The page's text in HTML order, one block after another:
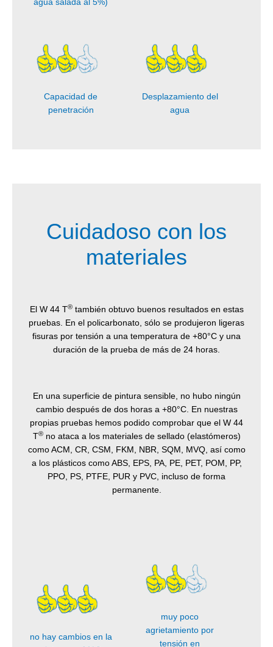
agua salada al 5%)
Capacidad de
penetración
Desplazamiento del
agua
Cuidadoso con los
materiales
El W 44 T®también obtuvo buenos resultados en estas
pruebas. En el policarbonato, sólo se produjeron ligeras
fisuras por tensión a una temperatura de +80°C y una
duración de la prueba de más de 24 horas.
En una superficie de pintura sensible, no hubo ningún
cambio después de dos horas a +80°C. En nuestras
propias pruebas hemos podido comprobar que el W 44
T®no ataca a los materiales de sellado (elastómeros)
como ACM, CR, CSM, FKM, NBR, SQM, MVQ, así como
a los plásticos como ABS, EPS, PA, PE, PET, POM, PP,
PPO, PS, PTFE, PUR y PVC, incluso de forma
permanente.
no hay cambios en la
muy poco
agrietamiento por
tensión en